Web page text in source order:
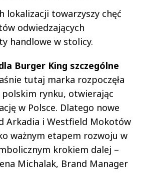
lokalizacji towarzyszy chęć
odwiedzających
handlowe w stolicy.
Burger King szczególne
tutaj marka rozpoczęła
rynku, otwierając
w Polsce. Dlatego nowe
Arkadia i Westfield Mokotów
ważnym etapem rozwoju w
krokiem dalej –
Michalak, Brand Manager